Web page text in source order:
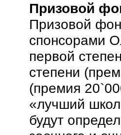
Призовой
Призовой
спонсорами
первой
степени
(премия
«лучший
будут